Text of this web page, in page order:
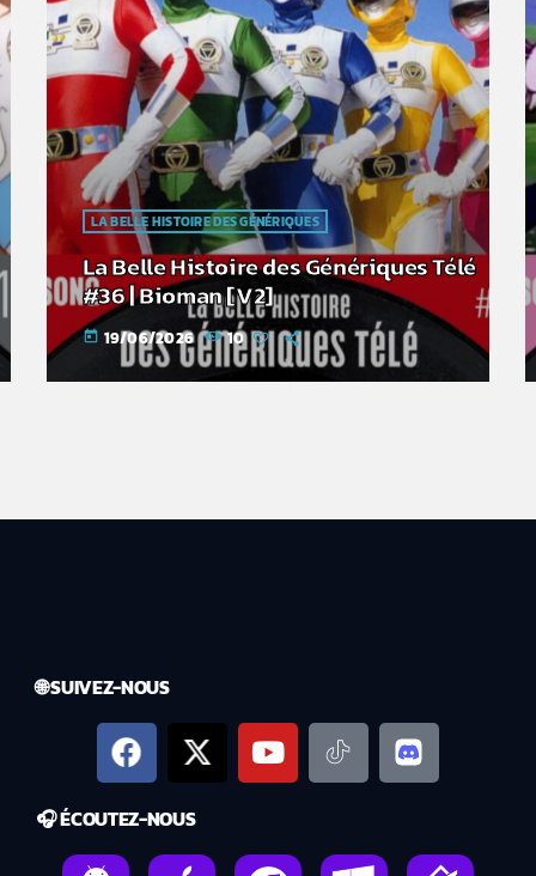
LA BELLE HISTOIRE DES GÉNÉRIQUES
La Belle Histoire des Génériques Télé
#36 | Bioman [V2]
today 19/06/2026 10
🌐 SUIVEZ-NOUS
🎧 ÉCOUTEZ-NOUS